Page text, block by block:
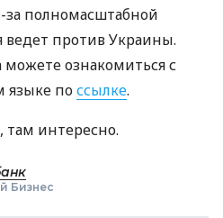
за полномасштабной
ведет против Украины.
можете ознакомиться с
языке поссылке.
там интересно.
Бизнес